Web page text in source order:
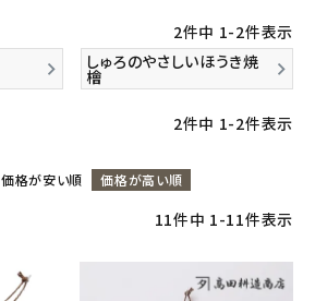
2件中 1-2件表示
しゅろのやさしいほうき焼
檜
2件中 1-2件表示
価格が安い順 価格が高い順
11件中 1-11件表示